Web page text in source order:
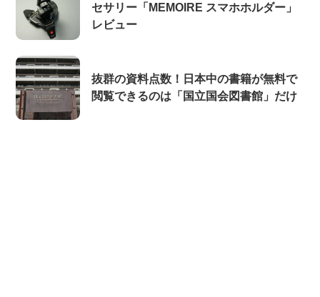
セサリー「MEMOIRE スマホホルダー」
レビュー
抜群の資料点数！日本中の書籍が無料で
閲覧できるのは「国立国会図書館」だけ